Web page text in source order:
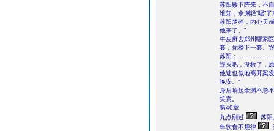
苏阳败下阵来，不
谁知，余渊轻“嗯”
苏阳梦碎，内心天
他来了。”
牛皮癣去郑州哪家
套，你楼下一套。’
苏阳：………………
毁灭吧，没救了，
他逃也似地离开案
晚安。”
身后响起余渊不急
笑意。
第40章
九点刚过,
苏阳
年饮食不规律,